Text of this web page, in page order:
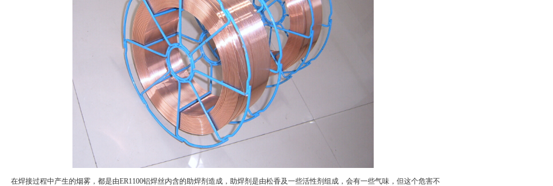
在焊接过程中产生的烟雾，都是由ER1100铝焊丝内含的助焊剂造成，助焊剂是由松香及一些活性剂组成，会有一些气味，但这个危害不